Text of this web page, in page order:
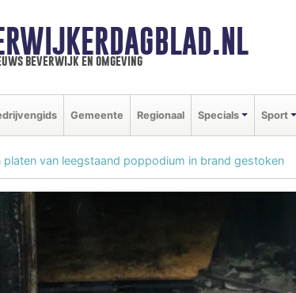
beverwijk en omgeving
Gemeente Regionaal Specials Sport
platen van leegstaand poppodium in brand gestoken